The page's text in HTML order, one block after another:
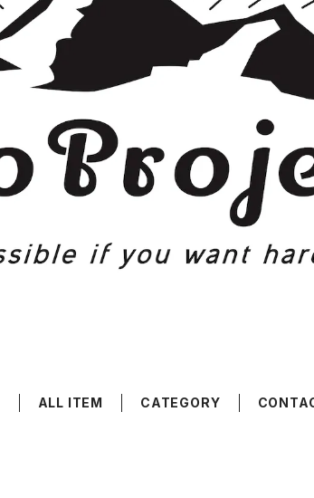
ALL ITEM CATEGORY